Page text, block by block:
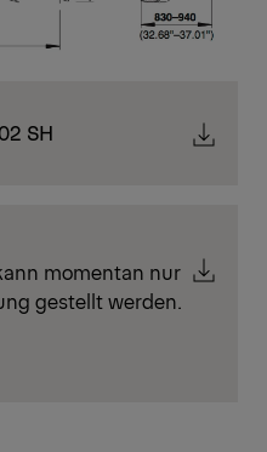
SH
momentan nur
gestellt werden.